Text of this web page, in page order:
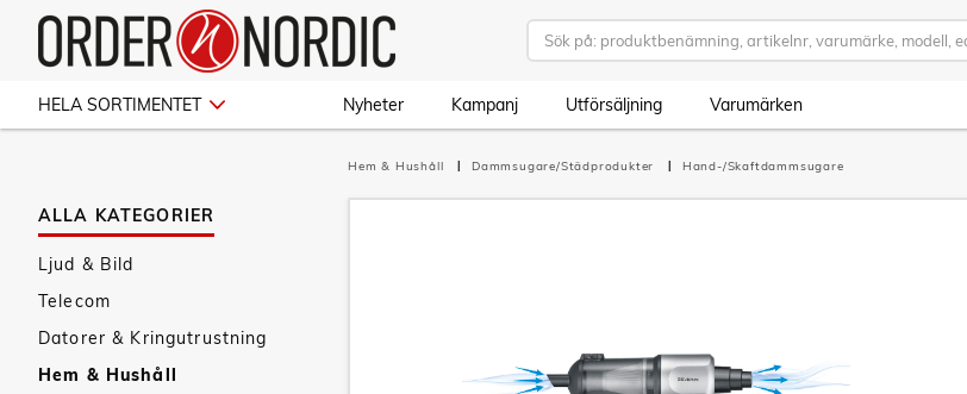
HELA SORTIMENTET Nyheter Kampanj Utförsäljning Varumärken
ALLA KATEGORIER
Ljud & Bild
Telecom
Datorer & Kringutrustning
Hem & Hushåll
Hem & Hushåll Dammsugare/Städprodukter Hand-/Skaftdammsugare